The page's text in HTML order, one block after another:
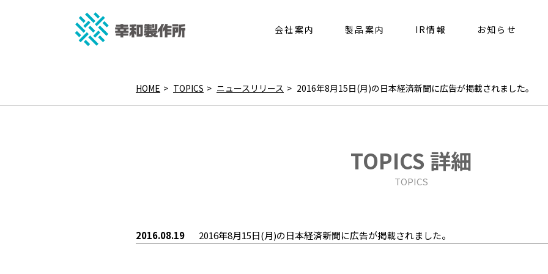
会社案内 製品案内 IR情報 お知らせ
HOME TOPICS ニュースリリース 2016年8月15日(月)の日本経済新聞に広告が掲載されました。
TOPICS 詳細
TOPICS
2016.08.19 2016年8月15日(月)の日本経済新聞に広告が掲載されました。